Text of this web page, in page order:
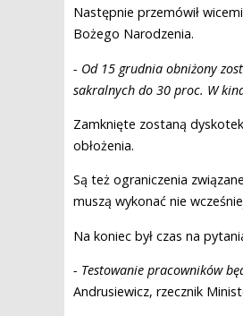
Następnie przemówił
Bożego Narodzenia.
- Od 15 grudnia obniżony
sakralnych do 30 proc. W
Zamknięte zostaną
obłożenia.
Są też ograniczenia
muszą wykonać nie
Na koniec był czas na
- Testowanie pracowników
Andrusiewicz, rzecznik